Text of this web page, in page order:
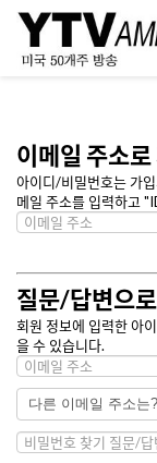
이메일 주소로
아이디/비밀번호는 가
메일 주소를 입력하고
질문/답변으
회원 정보에 입력한 아
을 수 있습니다.